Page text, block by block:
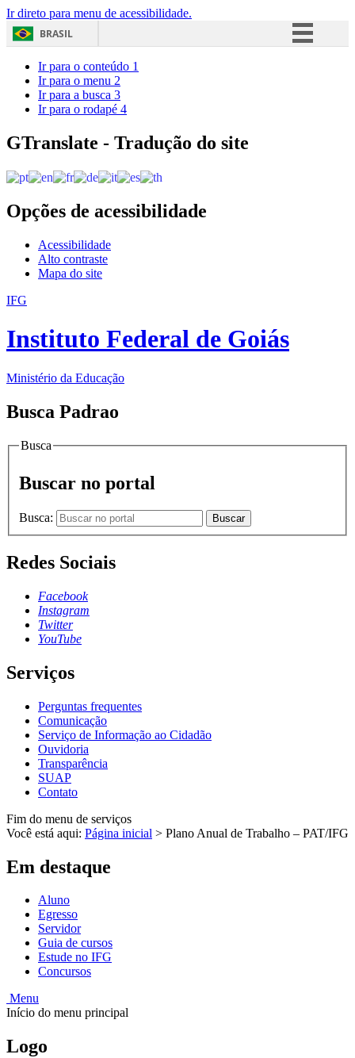
Ir direto para menu de acessibilidade.
BRASIL
Acesso à informação
Ir para o conteúdo 1
Ir para o menu 2
Ir para a busca 3
Ir para o rodapé 4
GTranslate - Tradução do site
Opções de acessibilidade
Acessibilidade
Alto contraste
Mapa do site
IFG
Instituto Federal de Goiás
Ministério da Educação
Busca Padrao
Busca
Buscar no portal
Busca: Buscar
Redes Sociais
Facebook
Instagram
Twitter
YouTube
Serviços
Perguntas frequentes
Comunicação
Serviço de Informação ao Cidadão
Ouvidoria
Transparência
SUAP
Contato
Fim do menu de serviços
Você está aqui: Página inicial > Plano Anual de Trabalho – PAT/IFG
Em destaque
Aluno
Egresso
Servidor
Guia de cursos
Estude no IFG
Concursos
Menu
Início do menu principal
Logo